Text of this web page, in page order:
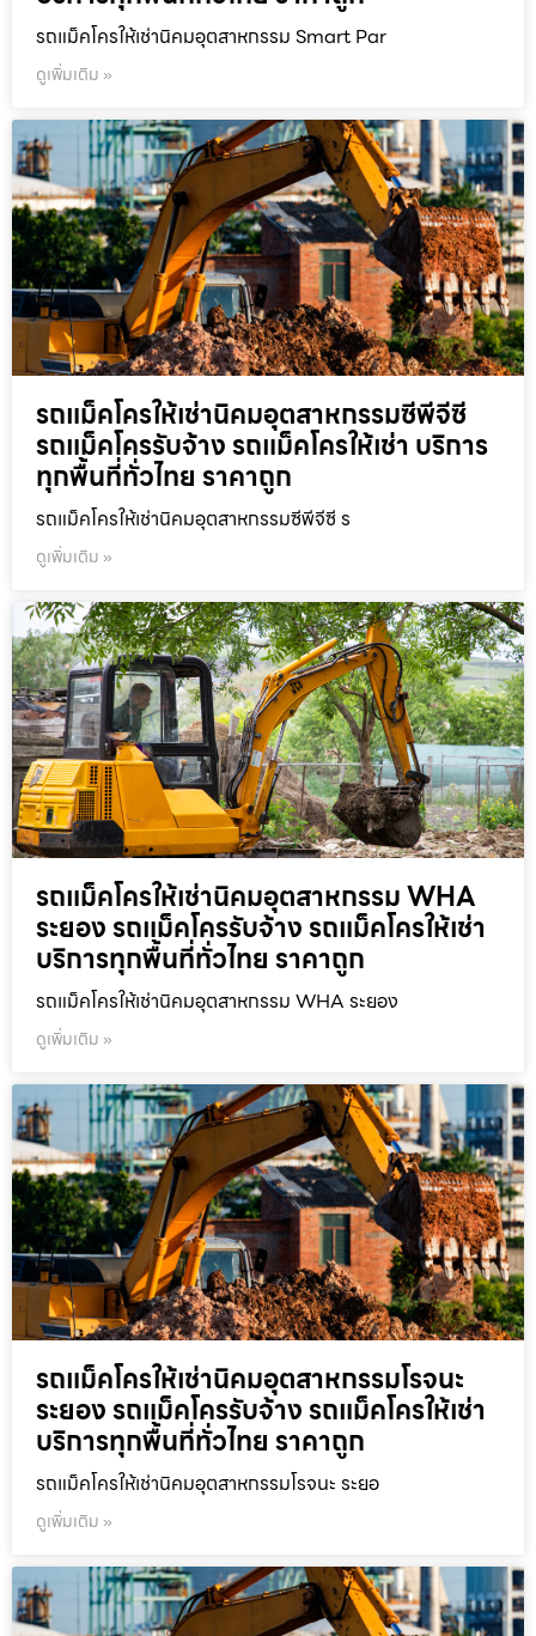
รถแม็คโครให้เช่านิคมอุตสาหกรรม Smart Par
ดูเพิ่มเติม »
รถแม็คโครให้เช่านิคมอุตสาหกรรมซีพีจีซี
รถแม็คโครรับจ้าง รถแม็คโครให้เช่า บริการ
ทุกพื้นที่ทั่วไทย ราคาถูก
รถแม็คโครให้เช่านิคมอุตสาหกรรมซีพีจีซี ร
ดูเพิ่มเติม »
รถแม็คโครให้เช่านิคมอุตสาหกรรม WHA
ระยอง รถแม็คโครรับจ้าง รถแม็คโครให้เช่า
บริการทุกพื้นที่ทั่วไทย ราคาถูก
รถแม็คโครให้เช่านิคมอุตสาหกรรม WHA ระยอง
ดูเพิ่มเติม »
รถแม็คโครให้เช่านิคมอุตสาหกรรมโรจนะ
ระยอง รถแม็คโครรับจ้าง รถแม็คโครให้เช่า
บริการทุกพื้นที่ทั่วไทย ราคาถูก
รถแม็คโครให้เช่านิคมอุตสาหกรรมโรจนะ ระยอ
ดูเพิ่มเติม »